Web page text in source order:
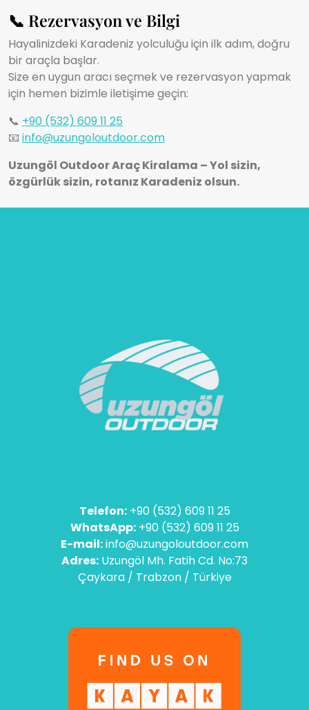
📞 Rezervasyon ve Bilgi
Hayalinizdeki Karadeniz yolculuğu için ilk adım, doğru
bir araçla başlar.
Size en uygun aracı seçmek ve rezervasyon yapmak
için hemen bizimle iletişime geçin:
📞 +90 (532) 609 11 25
📧 info@uzungoloutdoor.com
Uzungöl Outdoor Araç Kiralama – Yol sizin,
özgürlük sizin, rotanız Karadeniz olsun.
Telefon: +90 (532) 609 11 25
WhatsApp: +90 (532) 609 11 25
E-mail:info@uzungoloutdoor.com
Adres: Uzungöl Mh. Fatih Cd. No:73
Çaykara / Trabzon / Türkiye